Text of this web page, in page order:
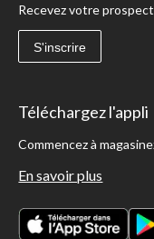
Recevez votre
S'inscrire
Téléchargez l'appli
Commencez à
En savoir plus